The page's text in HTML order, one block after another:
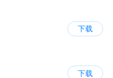
下载
下载